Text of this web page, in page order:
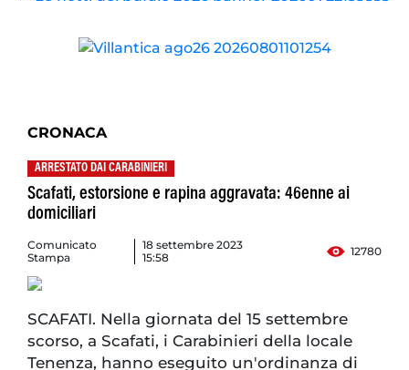
CRONACA
ARRESTATO DAI CARABINIERI
Scafati, estorsione e rapina aggravata: 46enne ai
domiciliari
Comunicato
Stampa
18 settembre 2023
15:58
12780
SCAFATI. Nella giornata del 15 settembre
scorso, a Scafati, i Carabinieri della locale
Tenenza, hanno eseguito un'ordinanza di